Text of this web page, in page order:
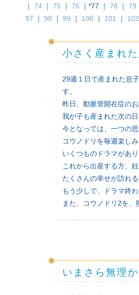
｜ 74 ｜ 75 ｜ 76 ｜*77 ｜ 78 ｜ 79
97 ｜ 98 ｜ 99 ｜ 100 ｜ 101 ｜ 102
小さく産まれ
29週１日で産まれた息
す。
昨日、動脈管開在症のお
我が子も産まれた次の
今となっては、一つの思
コウノドリを毎週楽し
いくつものドラマがあり
これから出産する方、
たくさんの幸せが訪れる
もう少しで、ドラマ終
また、コウノドリ2を、
いまさら無理